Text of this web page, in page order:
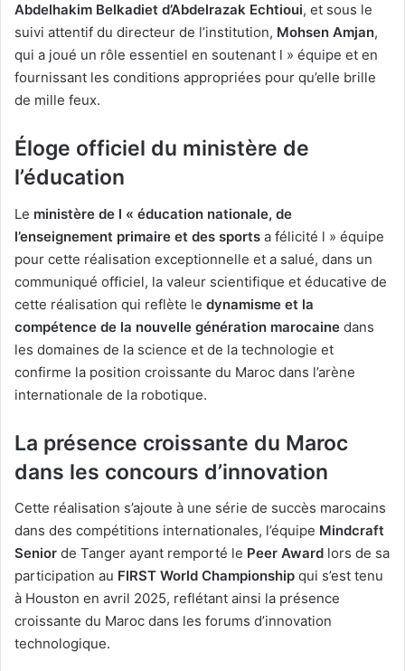
Abdelhakim Belkadiet d’Abdelrazak Echtioui, et sous le
suivi attentif du directeur de l’institution, Mohsen Amjan,
qui a joué un rôle essentiel en soutenant l » équipe et en
fournissant les conditions appropriées pour qu’elle brille
de mille feux.
Éloge officiel du ministère de
l’éducation
Le ministère de l « éducation nationale, de
l’enseignement primaire et des sports a félicité l » équipe
pour cette réalisation exceptionnelle et a salué, dans un
communiqué officiel, la valeur scientifique et éducative de
cette réalisation qui reflète le dynamisme et la
compétence de la nouvelle génération marocaine dans
les domaines de la science et de la technologie et
confirme la position croissante du Maroc dans l’arène
internationale de la robotique.
La présence croissante du Maroc
dans les concours d’innovation
Cette réalisation s’ajoute à une série de succès marocains
dans des compétitions internationales, l’équipe Mindcraft
Senior de Tanger ayant remporté le Peer Award lors de sa
participation au FIRST World Championship qui s’est tenu
à Houston en avril 2025, reflétant ainsi la présence
croissante du Maroc dans les forums d’innovation
technologique.